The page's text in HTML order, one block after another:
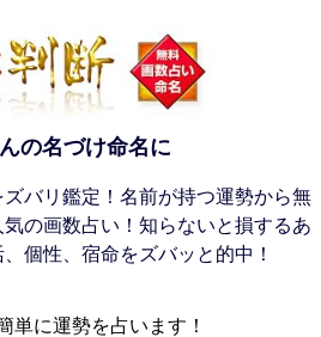
の名づけ命名に
バリ鑑定！名前が持つ運勢から無
の画数占い！知らないと損するあ
個性、宿命をズバッと的中！
単に運勢を占います！